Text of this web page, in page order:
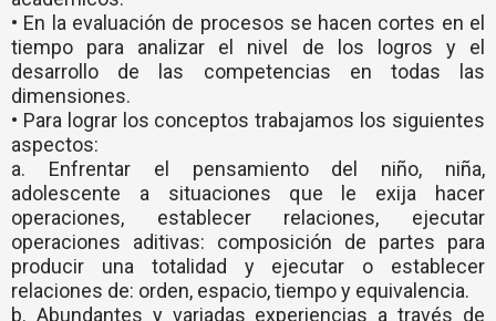
• En la evaluación de procesos se hacen cortes en el
tiempo para analizar el nivel de los logros y el
desarrollo de las competencias en todas las
dimensiones.
• Para lograr los conceptos trabajamos los siguientes
aspectos:
a. Enfrentar el pensamiento del niño, niña,
adolescente a situaciones que le exija hacer
operaciones, establecer relaciones, ejecutar
operaciones aditivas: composición de partes para
producir una totalidad y ejecutar o establecer
relaciones de: orden, espacio, tiempo y equivalencia.
b. Abundantes y variadas experiencias a través de